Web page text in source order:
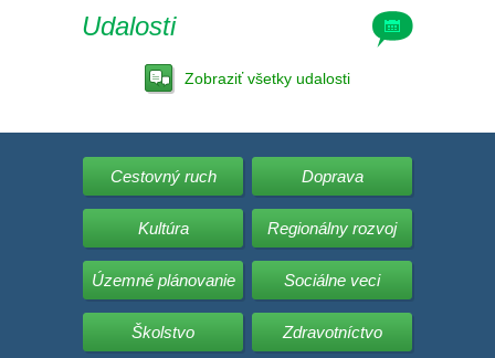
Udalosti
Zobraziť všetky udalosti
Cestovný ruch Doprava
Kultúra Regionálny rozvoj
Územné plánovanie Sociálne veci
Školstvo Zdravotníctvo